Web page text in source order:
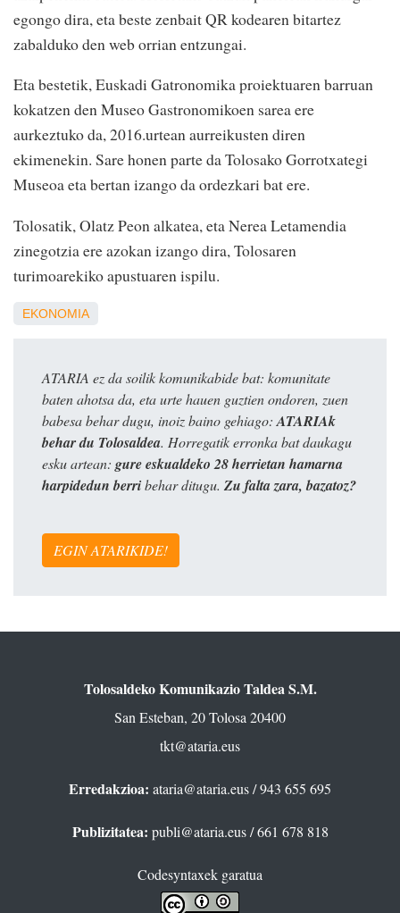
egongo dira, eta beste zenbait QR kodearen bitartez
zabalduko den web orrian entzungai.
Eta bestetik, Euskadi Gatronomika proiektuaren barruan
kokatzen den Museo Gastronomikoen sarea ere
aurkeztuko da, 2016.urtean aurreikusten diren
ekimenekin. Sare honen parte da Tolosako Gorrotxategi
Museoa eta bertan izango da ordezkari bat ere.
Tolosatik, Olatz Peon alkatea, eta Nerea Letamendia
zinegotzia ere azokan izango dira, Tolosaren
turimoarekiko apustuaren ispilu.
EKONOMIA
ATARIA ez da soilik komunikabide bat: komunitate
baten ahotsa da, eta urte hauen guztien ondoren, zuen
babesa behar dugu, inoiz baino gehiago:ATARIAk
behar du Tolosaldea. Horregatik erronka bat daukagu
esku artean: gure eskualdeko 28 herrietan hamarna
harpidedun berribehar ditugu. Zu falta zara, bazatoz?
EGIN ATARIKIDE!
Tolosaldeko Komunikazio Taldea S.M.
San Esteban, 20 Tolosa 20400
tkt@ataria.eus
Erredakzioa: ataria@ataria.eus/ 943 655 695
Publizitatea: publi@ataria.eus/ 661 678 818
Codesyntaxek garatua